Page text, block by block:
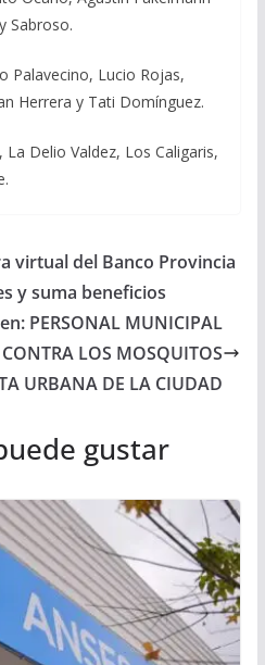
Sabroso.
Palavecino, Lucio Rojas,
Herrera y Tati Domínguez.
Delio Valdez, Los Caligaris,
virtual del Banco Provincia
y suma beneficios
PERSONAL MUNICIPAL
LOS MOSQUITOS
URBANA DE LA CIUDAD
gustar